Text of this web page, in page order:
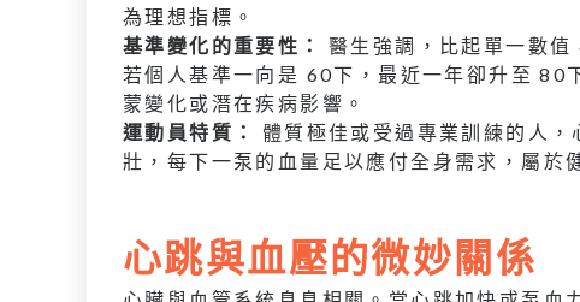
為理想指標。
基準變化的重要性：
醫生強調，比起單一數值
若個人基準一向是 60下，最近一年卻升至 80
蒙變化或潛在疾病影響。
運動員特質：
體質極佳或受過專業訓練的人
壯，每下一泵的血量足以應付全身需求，屬於
心跳與血壓的微妙關係